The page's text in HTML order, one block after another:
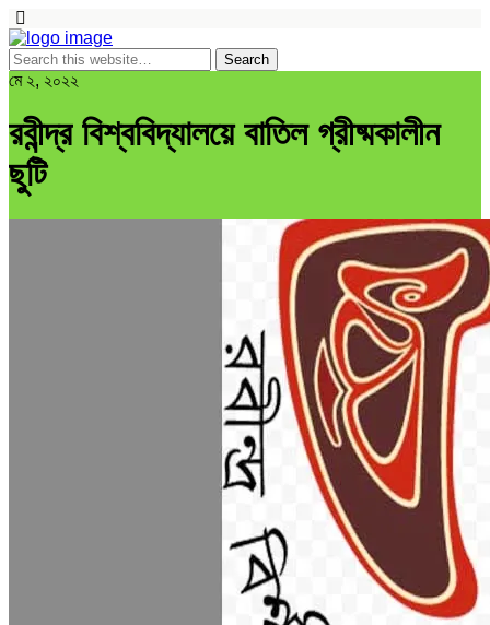
মে ২, ২০২২
রবীন্দ্র বিশ্ববিদ্যালয়ে বাতিল গ্রীষ্মকালীন
ছুটি